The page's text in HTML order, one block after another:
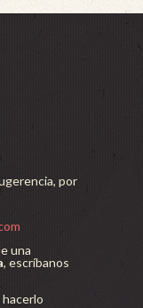
por
una
, escríbanos